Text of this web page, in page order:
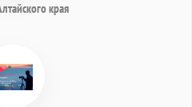
края